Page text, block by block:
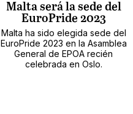
Malta será la sede del
EuroPride 2023
Malta ha sido elegida sede del
EuroPride 2023 en la Asamblea
General de EPOA recién
celebrada en Oslo.